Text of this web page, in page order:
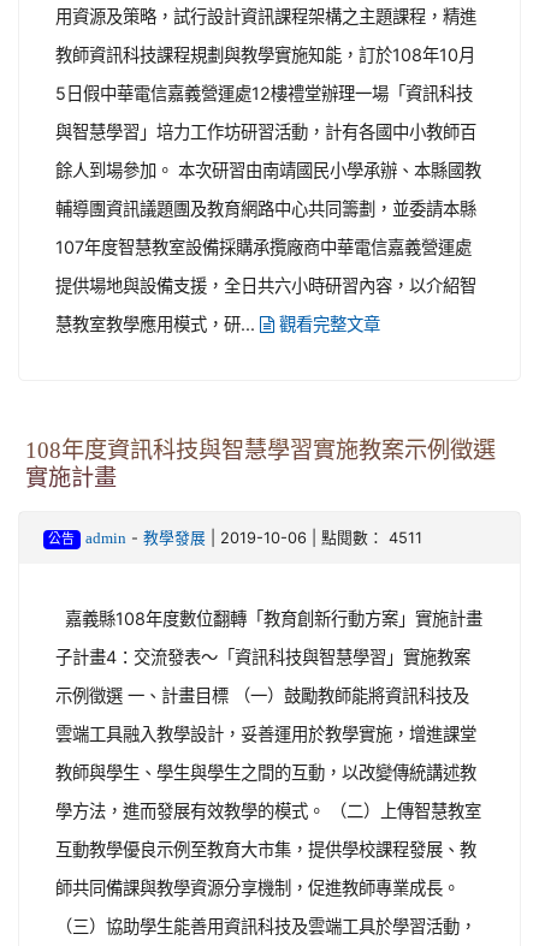
用資源及策略，試行設計資訊課程架構之主題課程，精進
教師資訊科技課程規劃與教學實施知能，訂於108年10月
5日假中華電信嘉義營運處12樓禮堂辦理一場「資訊科技
與智慧學習」培力工作坊研習活動，計有各國中小教師百
餘人到場參加。 本次研習由南靖國民小學承辦、本縣國教
輔導團資訊議題團及教育網路中心共同籌劃，並委請本縣
107年度智慧教室設備採購承攬廠商中華電信嘉義營運處
提供場地與設備支援，全日共六小時研習內容，以介紹智
慧教室教學應用模式，研...
觀看完整文章
108年度資訊科技與智慧學習實施教案示例徵選
實施計畫
公告 admin- 教學發展| 2019-10-06 | 點閱數： 4511
嘉義縣108年度數位翻轉「教育創新行動方案」實施計畫
子計畫4：交流發表〜「資訊科技與智慧學習」實施教案
示例徵選 一、計畫目標 （一）鼓勵教師能將資訊科技及
雲端工具融入教學設計，妥善運用於教學實施，增進課堂
教師與學生、學生與學生之間的互動，以改變傳統講述教
學方法，進而發展有效教學的模式。 （二）上傳智慧教室
互動教學優良示例至教育大市集，提供學校課程發展、教
師共同備課與教學資源分享機制，促進教師專業成長。
（三）協助學生能善用資訊科技及雲端工具於學習活動，